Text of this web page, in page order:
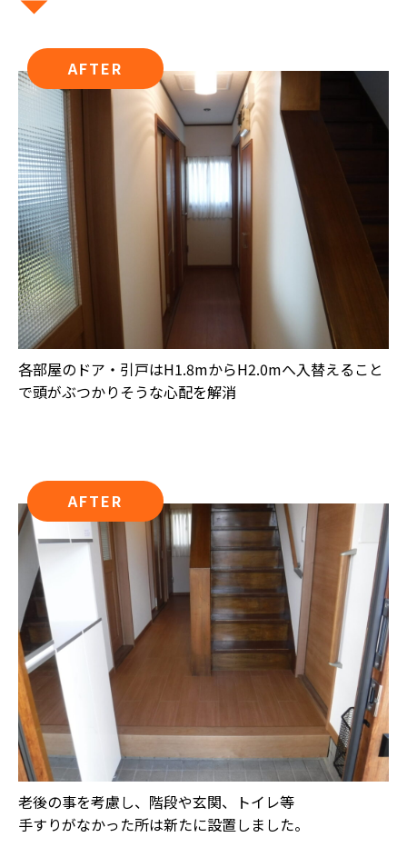
AFTER
各部屋のドア・引戸はH1.8mからH2.0mへ入替えること
で頭がぶつかりそうな心配を解消
AFTER
老後の事を考慮し、階段や玄関、トイレ等
手すりがなかった所は新たに設置しました。